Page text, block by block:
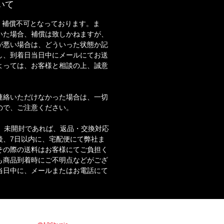
て
償不可となっております。ま
場合、補償は致しかねますが、
悪い場合は、どういった状態か記
到着日当日中にメールにてお送
っては、お客様と相談の上、誠意
いただけなかった場合は、一切
、ご注意ください。
未開封であれば、返品・交換対応
7日以内に、宅配便にて弊社ま
際の送料はお客様にてご負担く
商品到着時にご不明点などがござ
日中に、メールまたはお電話にて